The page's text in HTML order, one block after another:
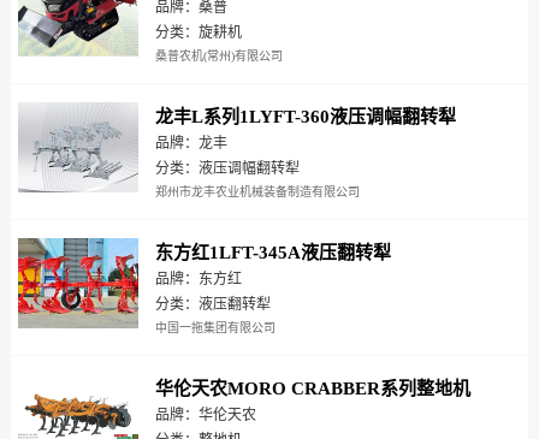
品牌：桑普
分类：旋耕机
桑普农机(常州)有限公司
龙丰L系列1LYFT-360液压调幅翻转犁
品牌：龙丰
分类：液压调幅翻转犁
郑州市龙丰农业机械装备制造有限公司
东方红1LFT-345A液压翻转犁
品牌：东方红
分类：液压翻转犁
中国一拖集团有限公司
华伦天农MORO CRABBER系列整地机
品牌：华伦天农